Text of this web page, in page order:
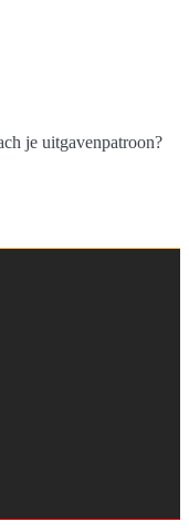
je uitgavenpatroon?